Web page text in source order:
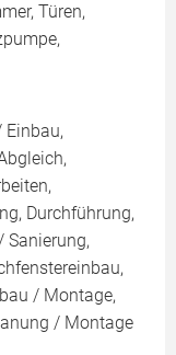
Türen,
Einbau,
Durchführung,
Sanierung,
/ Montage,
/ Montage